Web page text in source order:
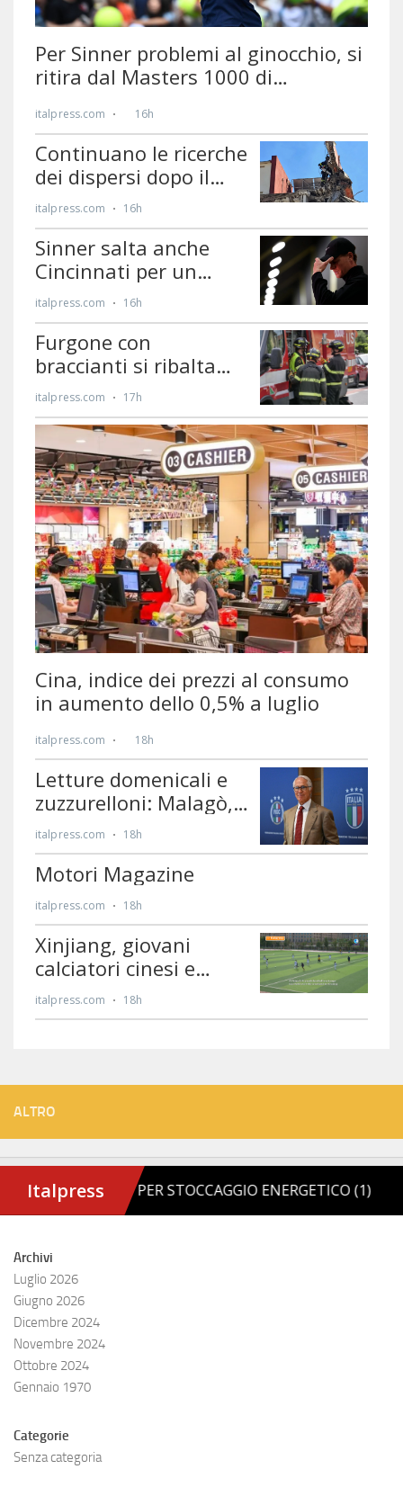
ALTRO
Archivi
Luglio 2026
Giugno 2026
Dicembre 2024
Novembre 2024
Ottobre 2024
Gennaio 1970
Categorie
Senza categoria